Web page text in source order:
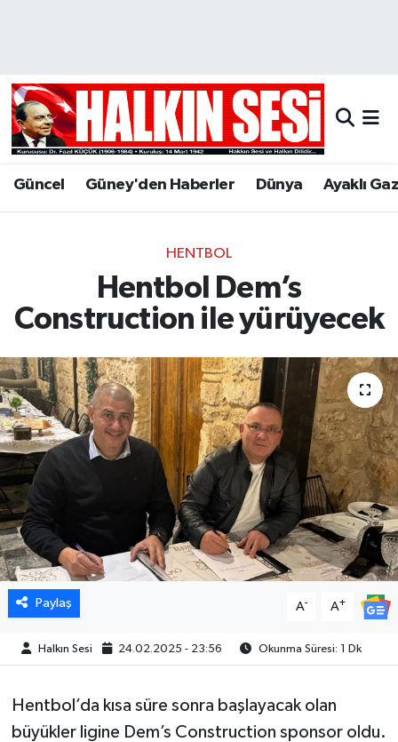
Güncel Güney'den Haberler Dünya Ayaklı
HENTBOL
Hentbol Dem’s
Construction ile yürüyecek
Paylaş A- A+
Halkın Sesi 24.02.2025 - 23:56 Okunma Süresi: 1 Dk
Hentbol’da kısa süre sonra başlayacak olan
büyükler ligine Dem’s Construction sponsor oldu.
Hava Durumu
Trafik Durumu
Son Dakika Haberleri